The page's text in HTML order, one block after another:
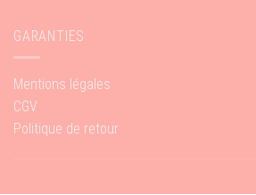
GARANTIES
Mentions légales
CGV
Politique de retour